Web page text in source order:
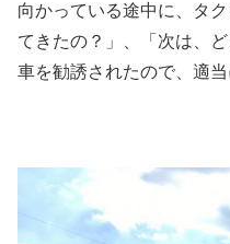
向かっている途中に、タ
てきたの？」、「次は、
車を勧誘されたので、適